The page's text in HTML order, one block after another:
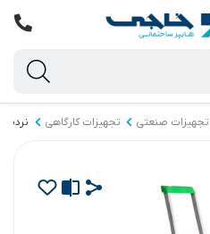
تجهیزات صنعتی تجهیزات کارگاهی نردبان